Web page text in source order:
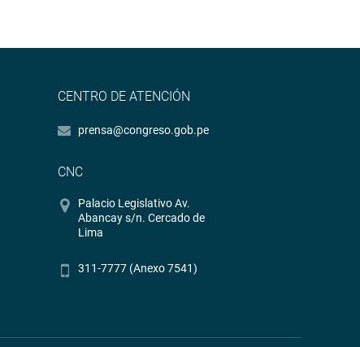
CENTRO DE ATENCIÓN
prensa@congreso.gob.pe
CNC
Palacio Legislativo Av.
Abancay s/n. Cercado de
Lima
311-7777 (Anexo 7541)